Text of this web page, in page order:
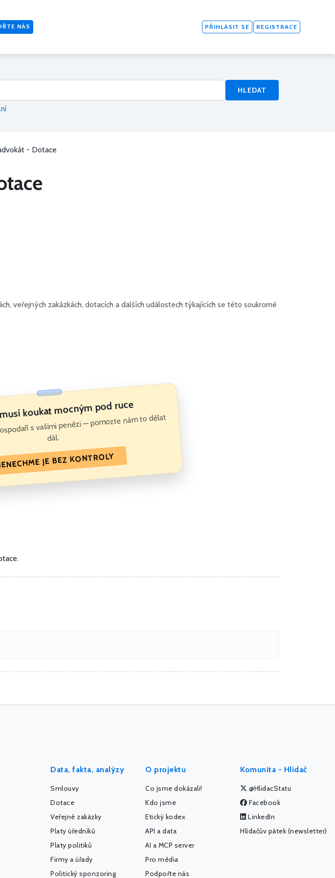
NÁS PŘIHLÁSIT SE REGISTRACE
HLEDAT
- Dotace
veřejných zakázkách, dotacích a dalších událostech týkajících se této soukromé
koukat mocným pod ruce
s vašimi penězi — pomozte nám to dělat
dál.
JE BEZ KONTROLY
Data, fakta, analýzy
Smlouvy
Dotace
Veřejné zakázky
Platy úředníků
Platy politiků
Firmy a úřady
Politický sponzoring
O projektu
Co jsme dokázali!
Kdo jsme
Etický kodex
API a data
AI a MCP server
Pro média
Podpořte nás
Komunita - Hlídač
@HlidacStatu
Facebook
LinkedIn
Hlídačův pátek (newsletter)